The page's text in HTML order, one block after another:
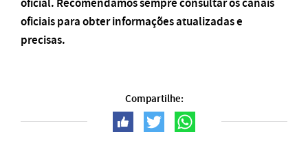
oficiais para obter informações atualizadas e
precisas.
Compartilhe: